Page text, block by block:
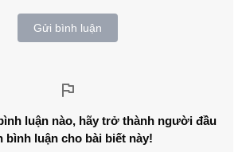
Gửi bình luận
luận nào, hãy trở thành người đầu
bình luận cho bài biết này!